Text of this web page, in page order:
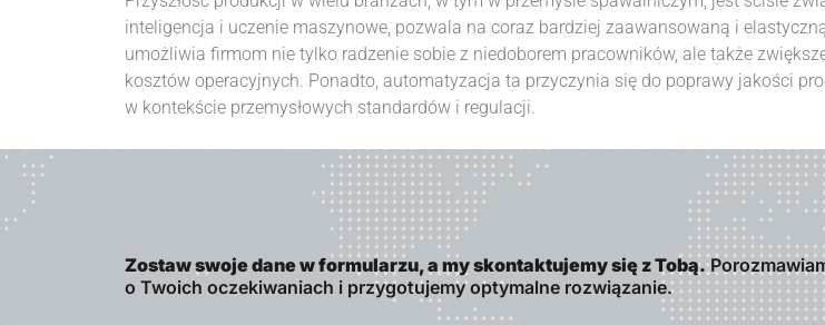
inteligencja i uczenie maszynowe, pozwala na coraz bardziej zaawansowaną i
umożliwia firmom nie tylko radzenie sobie z niedoborem pracowników, ale także
kosztów operacyjnych. Ponadto, automatyzacja ta przyczynia się do poprawy jakości
w kontekście przemysłowych standardów i regulacji.
Zostaw swoje dane w formularzu, a my skontaktujemy się z Tobą.
o Twoich oczekiwaniach i przygotujemy optymalne rozwiązanie.